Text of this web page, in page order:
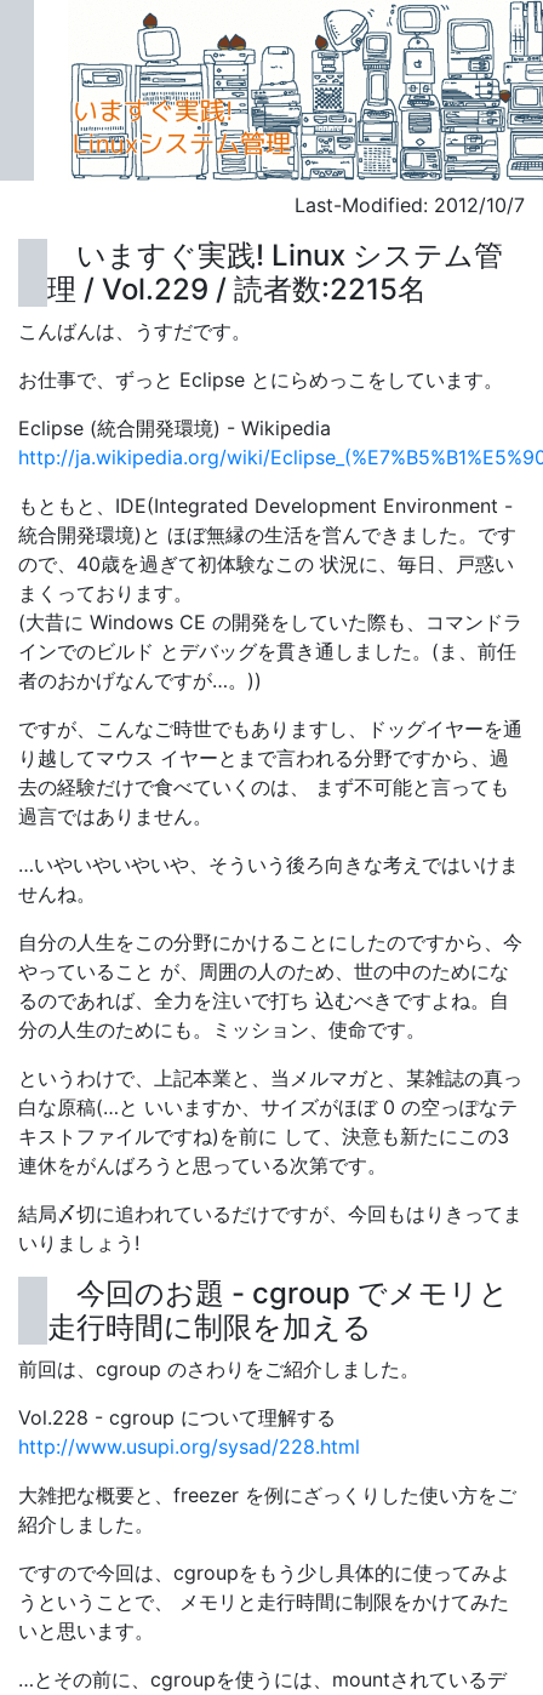
Last-Modified: 2012/10/7
いますぐ実践! Linux システム管
理 / Vol.229 / 読者数:2215名
こんばんは、うすだです。
お仕事で、ずっと Eclipse とにらめっこをしています。
Eclipse (統合開発環境) - Wikipedia
http://ja.wikipedia.org/wiki/
もともと、IDE(Integrated Development Environment -
統合開発環境)と ほぼ無縁の生活を営んできました。です
ので、40歳を過ぎて初体験なこの 状況に、毎日、戸惑い
まくっております。
(大昔に Windows CE の開発をしていた際も、コマンドラ
インでのビルド とデバッグを貫き通しました。(ま、前任
者のおかげなんですが…。))
ですが、こんなご時世でもありますし、ドッグイヤーを通
り越してマウス イヤーとまで言われる分野ですから、過
去の経験だけで食べていくのは、 まず不可能と言っても
過言ではありません。
…いやいやいやいや、そういう後ろ向きな考えではいけま
せんね。
自分の人生をこの分野にかけることにしたのですから、今
やっていること が、周囲の人のため、世の中のためにな
るのであれば、全力を注いで打ち 込むべきですよね。自
分の人生のためにも。ミッション、使命です。
というわけで、上記本業と、当メルマガと、某雑誌の真っ
白な原稿(…と いいますか、サイズがほぼ 0 の空っぽなテ
キストファイルですね)を前に して、決意も新たにこの3
連休をがんばろうと思っている次第です。
結局〆切に追われているだけですが、今回もはりきってま
いりましょう!
今回のお題 - cgroup でメモリと
走行時間に制限を加える
前回は、cgroup のさわりをご紹介しました。
Vol.228 - cgroup について理解する
http://www.usupi.org/sysad/228.html
大雑把な概要と、freezer を例にざっくりした使い方をご
紹介しました。
ですので今回は、cgroupをもう少し具体的に使ってみよ
うということで、 メモリと走行時間に制限をかけてみた
いと思います。
…とその前に、cgroupを使うには、mountされているデ